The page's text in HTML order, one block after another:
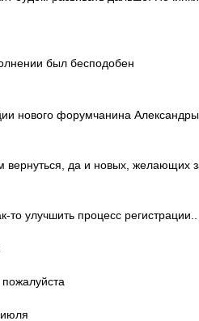
был бесподобен
нового форумчанина
да и новых, желающих
улучшить процесс регистрации..